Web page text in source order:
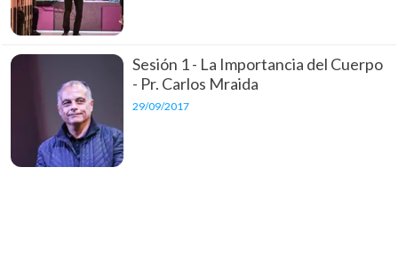
Sesión 1 - La Importancia del Cuerpo
- Pr. Carlos Mraida
29/09/2017